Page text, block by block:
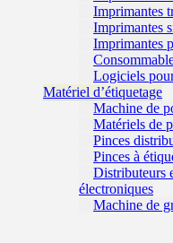
Imprimantes
Imprimantes
Imprimantes
Logiciels
Matériel d’étiquetage
Machine de
Matériels de
Pinces
Pinces à
Distributeurs
électroniques
Machine de